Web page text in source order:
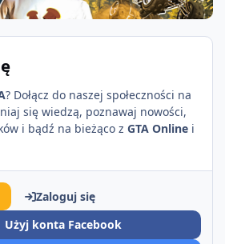
? Dołącz do naszej społeczności na
się wiedzą, poznawaj nowości,
i bądź na bieżąco z GTA Online i
Zaloguj się
Użyj konta Facebook